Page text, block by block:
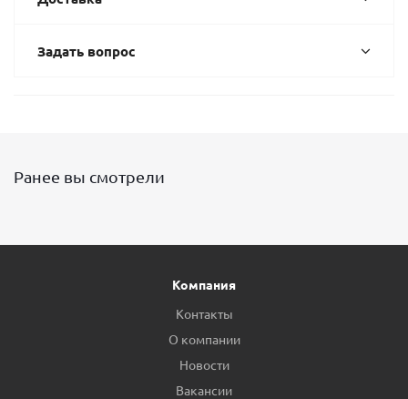
Задать вопрос
Ранее вы смотрели
Компания
Контакты
О компании
Новости
Вакансии